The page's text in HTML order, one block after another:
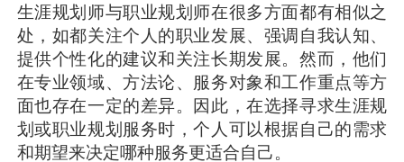
生涯规划师与职业规划师在很多方面都有相似之
处，如都关注个人的职业发展、强调自我认知、
提供个性化的建议和关注长期发展。然而，他们
在专业领域、方法论、服务对象和工作重点等方
面也存在一定的差异。因此，在选择寻求生涯规
划或职业规划服务时，个人可以根据自己的需求
和期望来决定哪种服务更适合自己。